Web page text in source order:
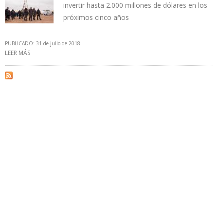
invertir hasta 2.000 millones de dólares en los
próximos cinco años
PUBLICADO: 31 de julio de 2018
LEER MÁS